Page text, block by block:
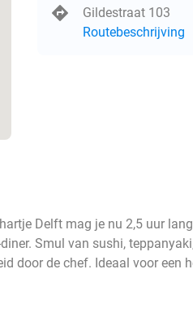
Gildestraat 103
Routebeschrijving
Delft mag je nu 2,5 uur
Smul van sushi,
door de chef. Ideaal voor een